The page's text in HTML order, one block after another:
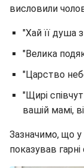
висловили
"Хай її душа
"Велика
"Царство
"Щирі
вашій мамі,
Зазначимо, що у
показував